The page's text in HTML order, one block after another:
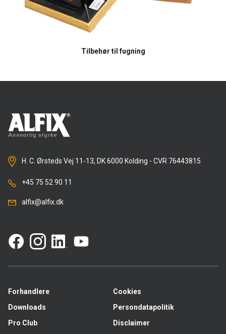
Tilbehør til fugning
H. C. Ørsteds Vej 11-13, DK 6000 Kolding - CVR 76443815
+45 75 52 90 11
alfix@alfix.dk
Forhandlere
Downloads
Pro Club
Cookies
Persondatapolitik
Disclaimer